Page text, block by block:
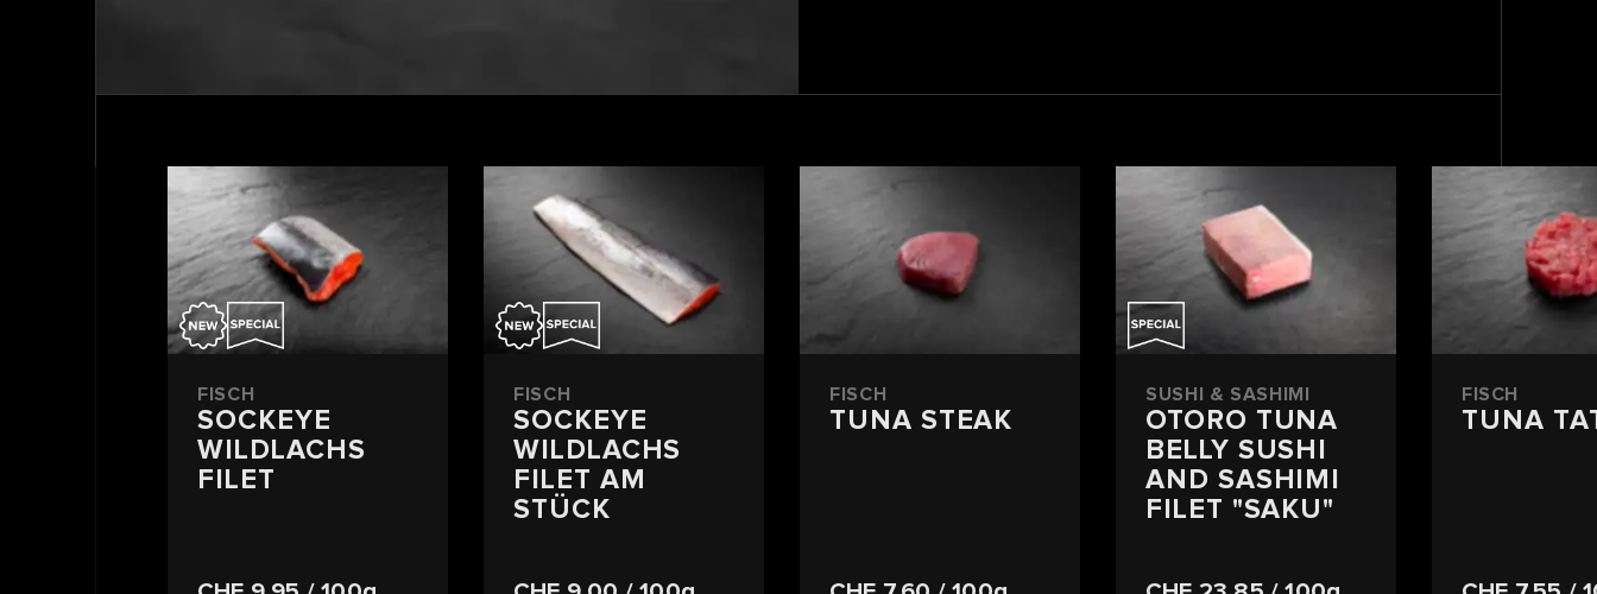
FISCH
SOCKEYE
WILDLACHS
FILET
FISCH
SOCKEYE
WILDLACHS
FILET AM
STÜCK
FISCH
TUNA STEAK
SUSHI & SASHIMI
OTORO TUNA
BELLY SUSHI
AND SASHIMI
FILET "SAKU"
FISCH
TUNA